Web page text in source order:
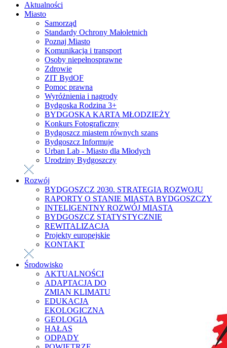
Aktualności
Miasto
Samorząd
Standardy Ochrony Małoletnich
Poznaj Miasto
Komunikacja i transport
Osoby niepełnosprawne
Zdrowie
ZIT BydOF
Pomoc prawna
Wyróżnienia i nagrody
Bydgoska Rodzina 3+
BYDGOSKA KARTA MŁODZIEŻY
Konkurs Fotograficzny
Bydgoszcz miastem równych szans
Bydgoszcz Informuje
Urban Lab - Miasto dla Młodych
Urodziny Bydgoszczy
Rozwój
BYDGOSZCZ 2030. STRATEGIA ROZWOJU
RAPORTY O STANIE MIASTA BYDGOSZCZY
INTELIGENTNY ROZWÓJ MIASTA
BYDGOSZCZ STATYSTYCZNIE
REWITALIZACJA
Projekty europejskie
KONTAKT
Środowisko
AKTUALNOŚCI
ADAPTACJA DO
ZMIAN KLIMATU
EDUKACJA
EKOLOGICZNA
GEOLOGIA
HAŁAS
ODPADY